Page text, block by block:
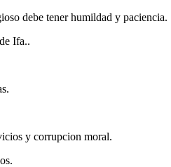
debe tener humildad y paciencia.
Ifa..
y corrupcion moral.